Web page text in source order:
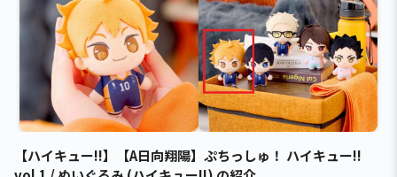
【ハイキュー!!】【A日向翔陽】ぷちっしゅ！ ハイキュー!!